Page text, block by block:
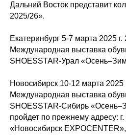
Дальний Восток представит
2025/26».
Екатеринбург 5-7 марта 2025
Международная выставка
SHOESSTAR-Урал
Новосибирск 10-12 марта 2025
Международная выставка
SHOESSTAR-Сибирь
пройдет по прежнему адресу:
«Новосибирск